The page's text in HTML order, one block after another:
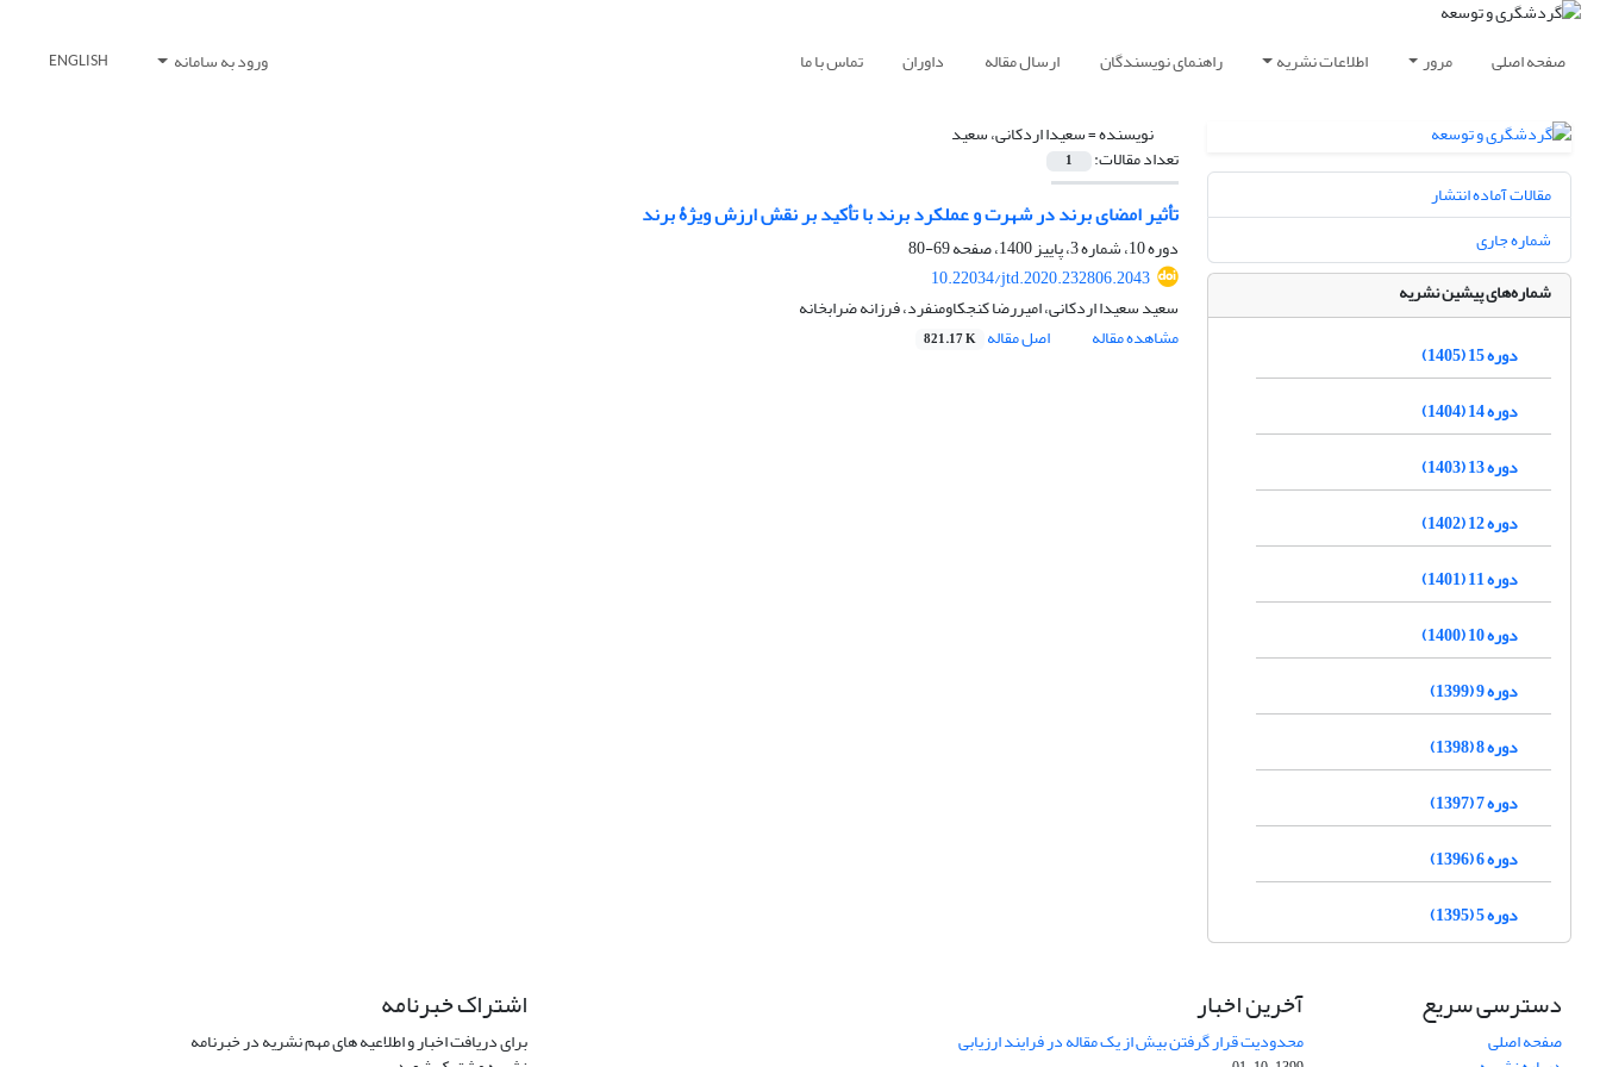
صفحه اصلی مرور اطلاعات نشریه راهنمای نویسندگان ارسال مقاله داوران تماس با ما ورود به سامانه ENGLISH
نویسنده =سعیدا اردکانی، سعید
تعداد مقالات: 1
تأثیر امضای برند در شهرت و عملکرد برند با تأکید بر نقش ارزش ویژۀ برند
دوره 10، شماره 3، پاییز 1400، صفحه
69-80
10.22034/jtd.2020.232806.2043
سعید سعیدا اردکانی، امیررضا کنجکاومنفرد، فرزانه ضرابخانه
مشاهده مقاله
اصل مقاله 821.17 K
مقالات آماده انتشار
شماره جاری
شماره‌های پیشین نشریه
دوره 15 (1405)
دوره 14 (1404)
دوره 13 (1403)
دوره 12 (1402)
دوره 11 (1401)
دوره 10 (1400)
دوره 9 (1399)
دوره 8 (1398)
دوره 7 (1397)
دوره 6 (1396)
دوره 5 (1395)
دسترسی سریع
صفحه اصلی
آخرین اخبار
محدودیت قرار گرفتن بیش از یک مقاله در فرایند ارزیابی
اشتراک خبرنامه
برای دریافت اخبار و اطلاعیه های مهم نشریه در خبرنامه